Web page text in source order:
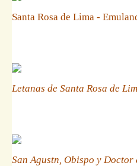
Santa Rosa de Lima -
Letanas de Santa Rosa de
San Agustn, Obispo y